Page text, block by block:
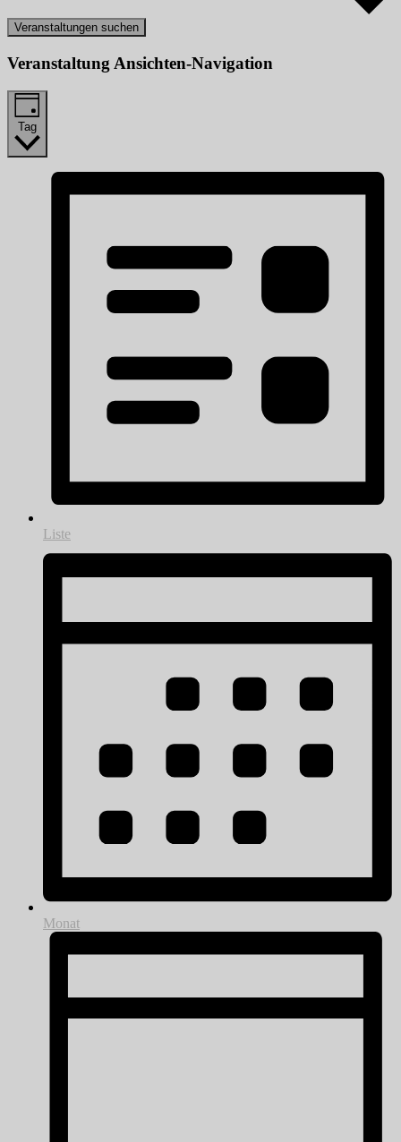
Veranstaltungen suchen
Veranstaltung Ansichten-Navigation
Tag
Liste
Monat